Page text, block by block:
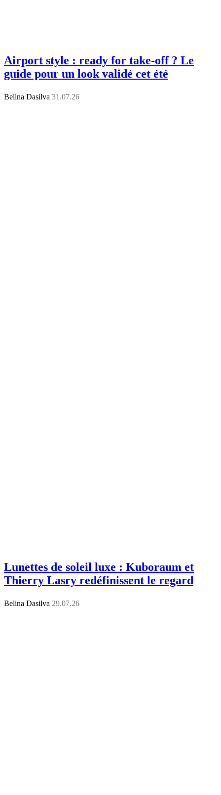
Airport style : ready for take-off ? Le
guide pour un look validé cet été
Belina Dasilva 31.07.26
Lunettes de soleil luxe : Kuboraum et
Thierry Lasry redéfinissent le regard
Belina Dasilva 29.07.26